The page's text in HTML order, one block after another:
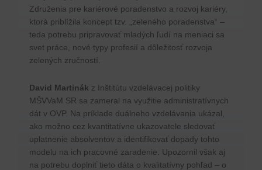
Združenia pre kariérové poradenstvo a rozvoj kariéry,
ktorá priblížila koncept tzv. „zeleného poradenstva“ –
teda potrebu pripravovať mladých ľudí na meniaci sa
svet práce, nové typy profesií a dôležitosť rozvoja
zelených zručností.
David Martinák z Inštitútu vzdelávacej politiky
MŠVVaM SR sa zameral na využitie administratívnych
dát v OVP. Na príklade duálneho vzdelávania ukázal,
ako možno cez kvantitatívne ukazovatele sledovať
uplatnenie absolventov a identifikovať dopady tohto
modelu na ich pracovné zaradenie. Upozornil však aj
na potrebu doplniť tieto dáta o kvalitatívny pohľad – o